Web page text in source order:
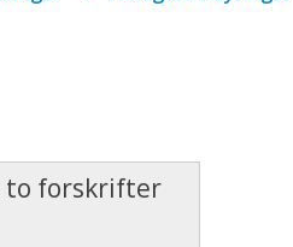
to forskrifter